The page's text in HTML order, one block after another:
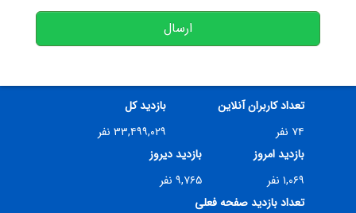
ارسال
تعداد کاربران آنلاین
۷۴ نفر
بازدید کل
۳۳,۴۹۹,۰۲۹ نفر
بازدید امروز
۱,۰۶۹ نفر
بازدید دیروز
۹,۷۶۵ نفر
تعداد بازدید صفحه فعلی